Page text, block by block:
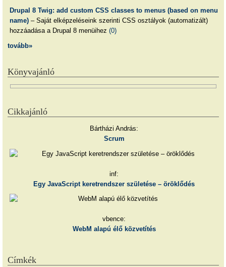
Drupal 8 Twig: add custom CSS classes to menus (based on menu
name)– Saját elképzeléseink szerinti CSS osztályok (automatizált)
hozzáadása a Drupal 8 menüihez (0)
tovább»
Könyvajánló
Cikkajánló
Bártházi András:
Scrum
inf:
Egy JavaScript keretrendszer születése – öröklődés
vbence:
WebM alapú élő közvetítés
Címkék